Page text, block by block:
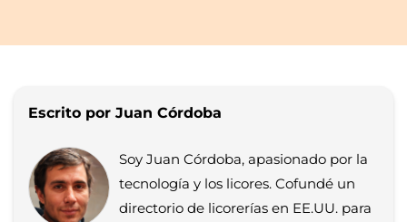
Escrito por Juan Córdoba
Soy Juan Córdoba, apasionado por la
tecnología y los licores. Cofundé un
directorio de licorerías en EE.UU. para